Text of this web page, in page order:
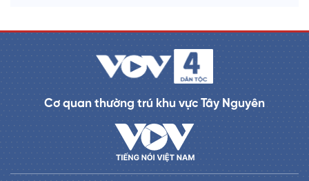
Cơ quan thường trú khu vực Tây Nguyên